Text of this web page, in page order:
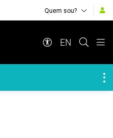
Quem sou?
EN